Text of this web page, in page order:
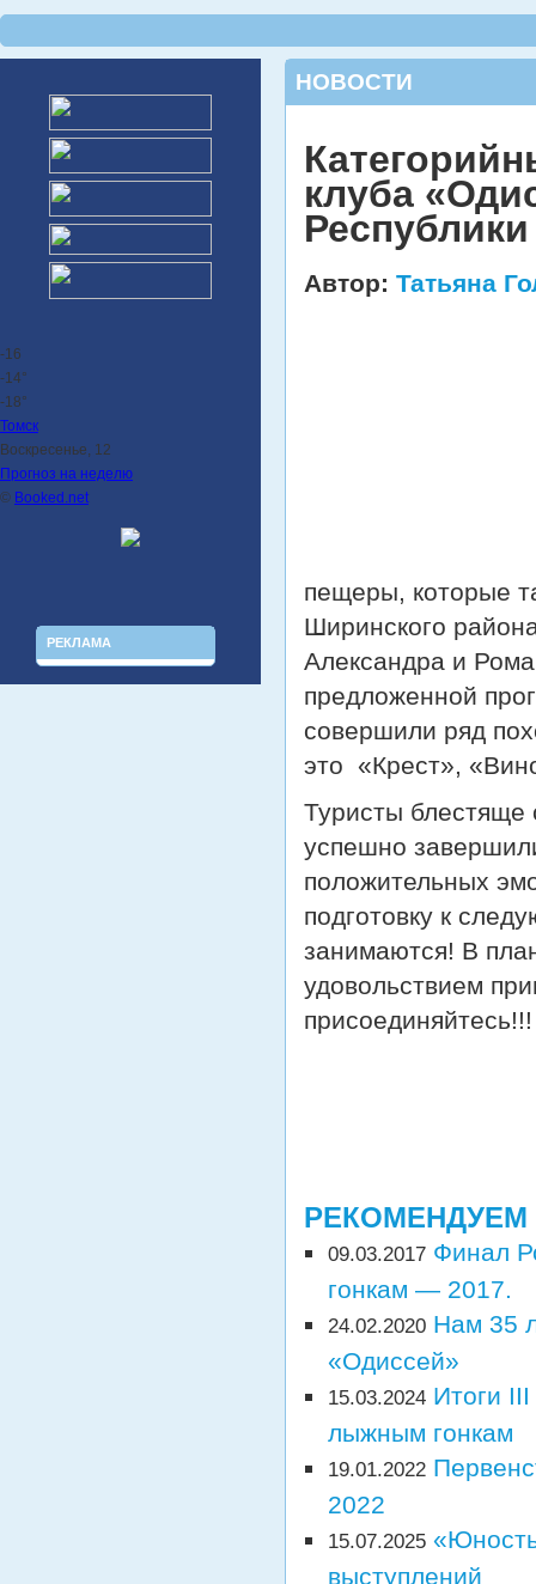
-16
-14°
-18°
Томск
Воскресенье, 12
Прогноз на неделю
© Booked.net
РЕКЛАМА
НОВОСТИ
клуба
Автор: Татьяна
пещеры, которые
Ширинского
Александра и
предложенной
совершили ряд
это «Крест»,
Туристы блестяще
успешно
положительных
подготовку к
занимаются! В
удовольствием
присоединяйтесь!!!
09.03.2017 Финал
гонкам — 2017.
24.02.2020 Нам 35
«Одиссей»
15.03.2024 Итоги
лыжным гонкам
19.01.2022
2022
15.07.2025
выступлений